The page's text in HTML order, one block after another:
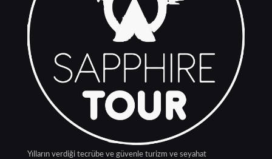
Yılların verdiği tecrübe ve güvenle turizm ve seyahat